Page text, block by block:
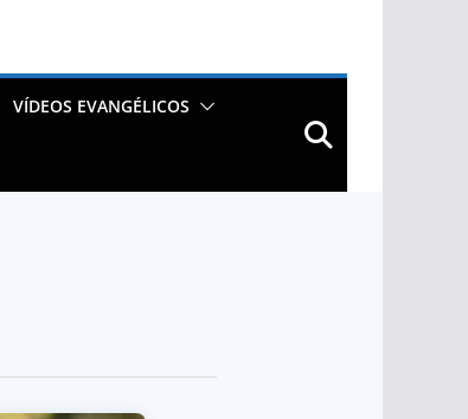
VÍDEOS EVANGÉLICOS